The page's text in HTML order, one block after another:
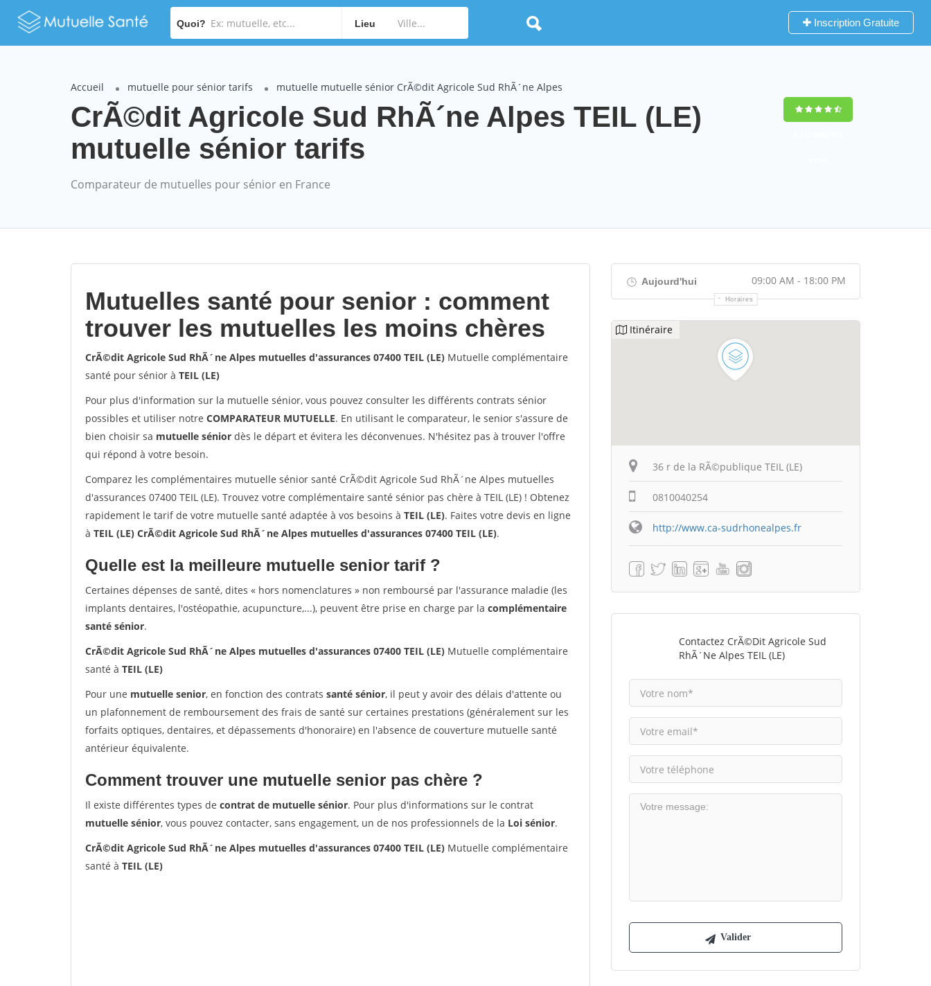
Quoi? Lieu Inscription Gratuite
Accueil mutuelle pour sénior tarifs mutuelle mutuelle sénior CrÃ©dit Agricole Sud RhÃ´ne Alpes
CrÃ©dit Agricole Sud RhÃ´ne Alpes TEIL (LE)
mutuelle sénior tarifs
Comparateur de mutuelles pour sénior en France
Mutuelles santé pour senior : comment
trouver les mutuelles les moins chères
CrÃ©dit Agricole Sud RhÃ´ne Alpes mutuelles d'assurances 07400 TEIL (LE) Mutuelle complémentaire
santé pour sénior à TEIL (LE)
Pour plus d'information sur la mutuelle sénior, vous pouvez consulter les différents contrats sénior
possibles et utiliser notre COMPARATEUR MUTUELLE. En utilisant le comparateur, le senior s'assure de
bien choisir sa mutuelle sénior dès le départ et évitera les déconvenues. N'hésitez pas à trouver l'offre
qui répond à votre besoin.
Comparez les complémentaires mutuelle sénior santé CrÃ©dit Agricole Sud RhÃ´ne Alpes mutuelles
d'assurances 07400 TEIL (LE). Trouvez votre complémentaire santé sénior pas chère à TEIL (LE) ! Obtenez
rapidement le tarif de votre mutuelle santé adaptée à vos besoins à TEIL (LE). Faites votre devis en ligne
à TEIL (LE) CrÃ©dit Agricole Sud RhÃ´ne Alpes mutuelles d'assurances 07400 TEIL (LE).
Quelle est la meilleure mutuelle senior tarif ?
Certaines dépenses de santé, dites « hors nomenclatures » non remboursé par l'assurance maladie (les
implants dentaires, l'ostéopathie, acupuncture,...), peuvent être prise en charge par la complémentaire
santé sénior.
CrÃ©dit Agricole Sud RhÃ´ne Alpes mutuelles d'assurances 07400 TEIL (LE) Mutuelle complémentaire
santé à TEIL (LE)
Pour une mutuelle senior, en fonction des contrats santé sénior, il peut y avoir des délais d'attente ou
un plafonnement de remboursement des frais de santé sur certaines prestations (généralement sur les
forfaits optiques, dentaires, et dépassements d'honoraire) en l'absence de couverture mutuelle santé
antérieur équivalente.
Comment trouver une mutuelle senior pas chère ?
Il existe différentes types de contrat de mutuelle sénior. Pour plus d'informations sur le contrat
mutuelle sénior, vous pouvez contacter, sans engagement, un de nos professionnels de la Loi sénior.
CrÃ©dit Agricole Sud RhÃ´ne Alpes mutuelles d'assurances 07400 TEIL (LE) Mutuelle complémentaire
santé à TEIL (LE)
Aujourd'hui 09:00 AM - 18:00 PM
Horaires
Itinéraire
36 r de la RÃ©publique TEIL (LE)
0810040254
http://www.ca-sudrhonealpes.fr
Contactez CrÃ©dit Agricole Sud
RhÃ´ne Alpes TEIL (LE)